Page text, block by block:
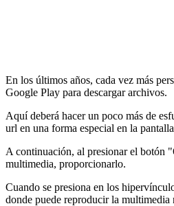
En los últimos años, cada vez más
Google Play para descargar archivos.
Aquí deberá hacer un poco más de
url en una forma especial en la
A continuación, al presionar el botón
multimedia, proporcionarlo.
Cuando se presiona en los
donde puede reproducir la multimedia